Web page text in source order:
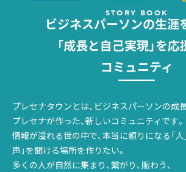
STORY BOOK
ビジネスパーソンの生涯
「成長と自己実現」を応
コミュニティ
プレセナタウンとは、ビジネスパーソンの成
プレセナが作った、新しいコミュニティです。
情報が溢れる世の中で、本当に頼りになる「人
声」を聞ける場所を作りたい。
多くの人が自然に集まり、繋がり、賑わう、